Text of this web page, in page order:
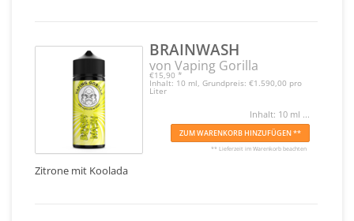
BRAINWASH
von Vaping Gorilla
€15,90 *
Inhalt: 10 ml, Grundpreis: €1.590,00 pro
Liter
Inhalt: 10 ml ...
ZUM WARENKORB HINZUFÜGEN **
** Lieferzeit im Warenkorb beachten
Zitrone mit Koolada